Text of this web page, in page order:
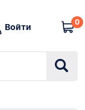
Войти
0